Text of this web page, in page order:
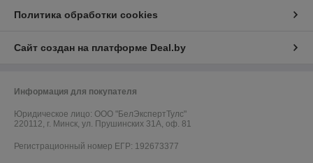
Политика обработки cookies
Сайт создан на платформе Deal.by
Информация для покупателя
Юридическое лицо: ООО "БелЭкспертТулс"
220112, г. Минск, ул. Прушинских 31А, оф. 81
Регистрационный номер ЕГР: 192673377